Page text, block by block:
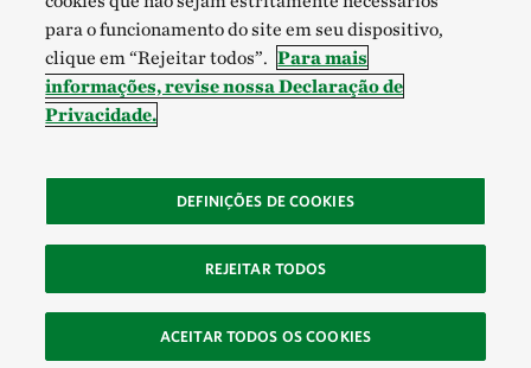
para o funcionamento do site em seu dispositivo,
clique em “Rejeitar todos”. Para mais
informações, revise nossa Declaração de
Privacidade.
DEFINIÇÕES DE COOKIES
REJEITAR TODOS
ACEITAR TODOS OS COOKIES